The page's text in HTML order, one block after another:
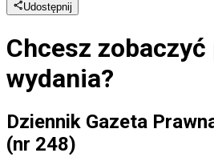
Udostępnij
Chcesz zobaczyć
wydania?
Dziennik Gazeta
(nr 248)